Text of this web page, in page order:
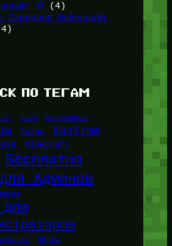
⚙️ (4)
Серверов Майнкрафт
ПО ТЕГАМ
2026 BungeeHost
Forge FunTime
Minecraft
Бесплатно
Админов
Игры